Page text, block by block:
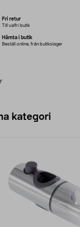
Fri retur
Till valfri butik
Hämta i butik
Beställ online, från butikslager
kategori